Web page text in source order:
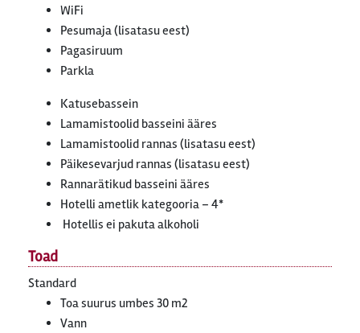
WiFi
Pesumaja (lisatasu eest)
Pagasiruum
Parkla
Katusebassein
Lamamistoolid basseini ääres
Lamamistoolid rannas (lisatasu eest)
Päikesevarjud rannas (lisatasu eest)
Rannarätikud basseini ääres
Hotelli ametlik kategooria – 4*
Hotellis ei pakuta alkoholi
Toad
Standard
Toa suurus umbes 30 m2
Vann